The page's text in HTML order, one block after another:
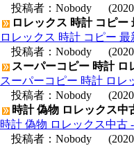
投稿者： Nobody
ロレックス 時計 コピー
ロレックス 時計 コピー
投稿者： Nobody
スーパーコピー 時計 ロ
スーパーコピー 時計 ロレ
投稿者： Nobody
時計 偽物 ロレックス中
時計 偽物 ロレックス中古
投稿者： Nobody